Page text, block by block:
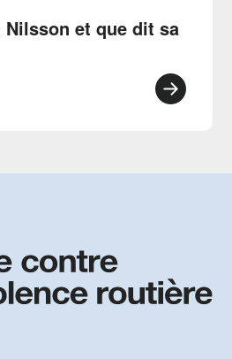
Nilsson et que dit sa